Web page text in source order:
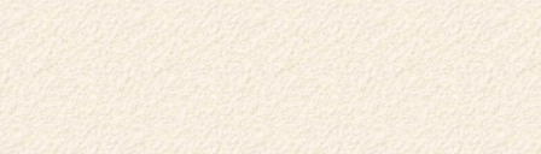
СЬЮТЫ И ПАРЕНИЯ
ТЕХНОЛОГИИ И ОБОРУДОВАНИЕ